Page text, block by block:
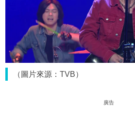
（圖片來源：TVB）
廣告